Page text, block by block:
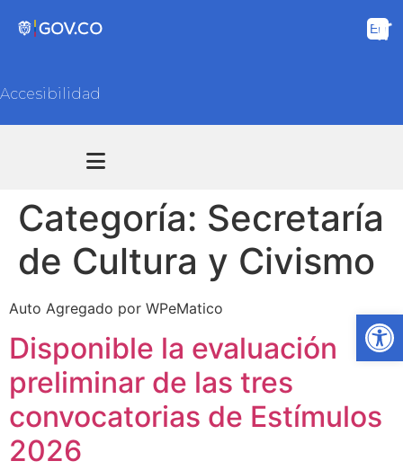
Accesibilidad
Categoría: Secretaría
de Cultura y Civismo
Auto Agregado por WPeMatico
Disponible la evaluación
preliminar de las tres
convocatorias de Estímulos
2026